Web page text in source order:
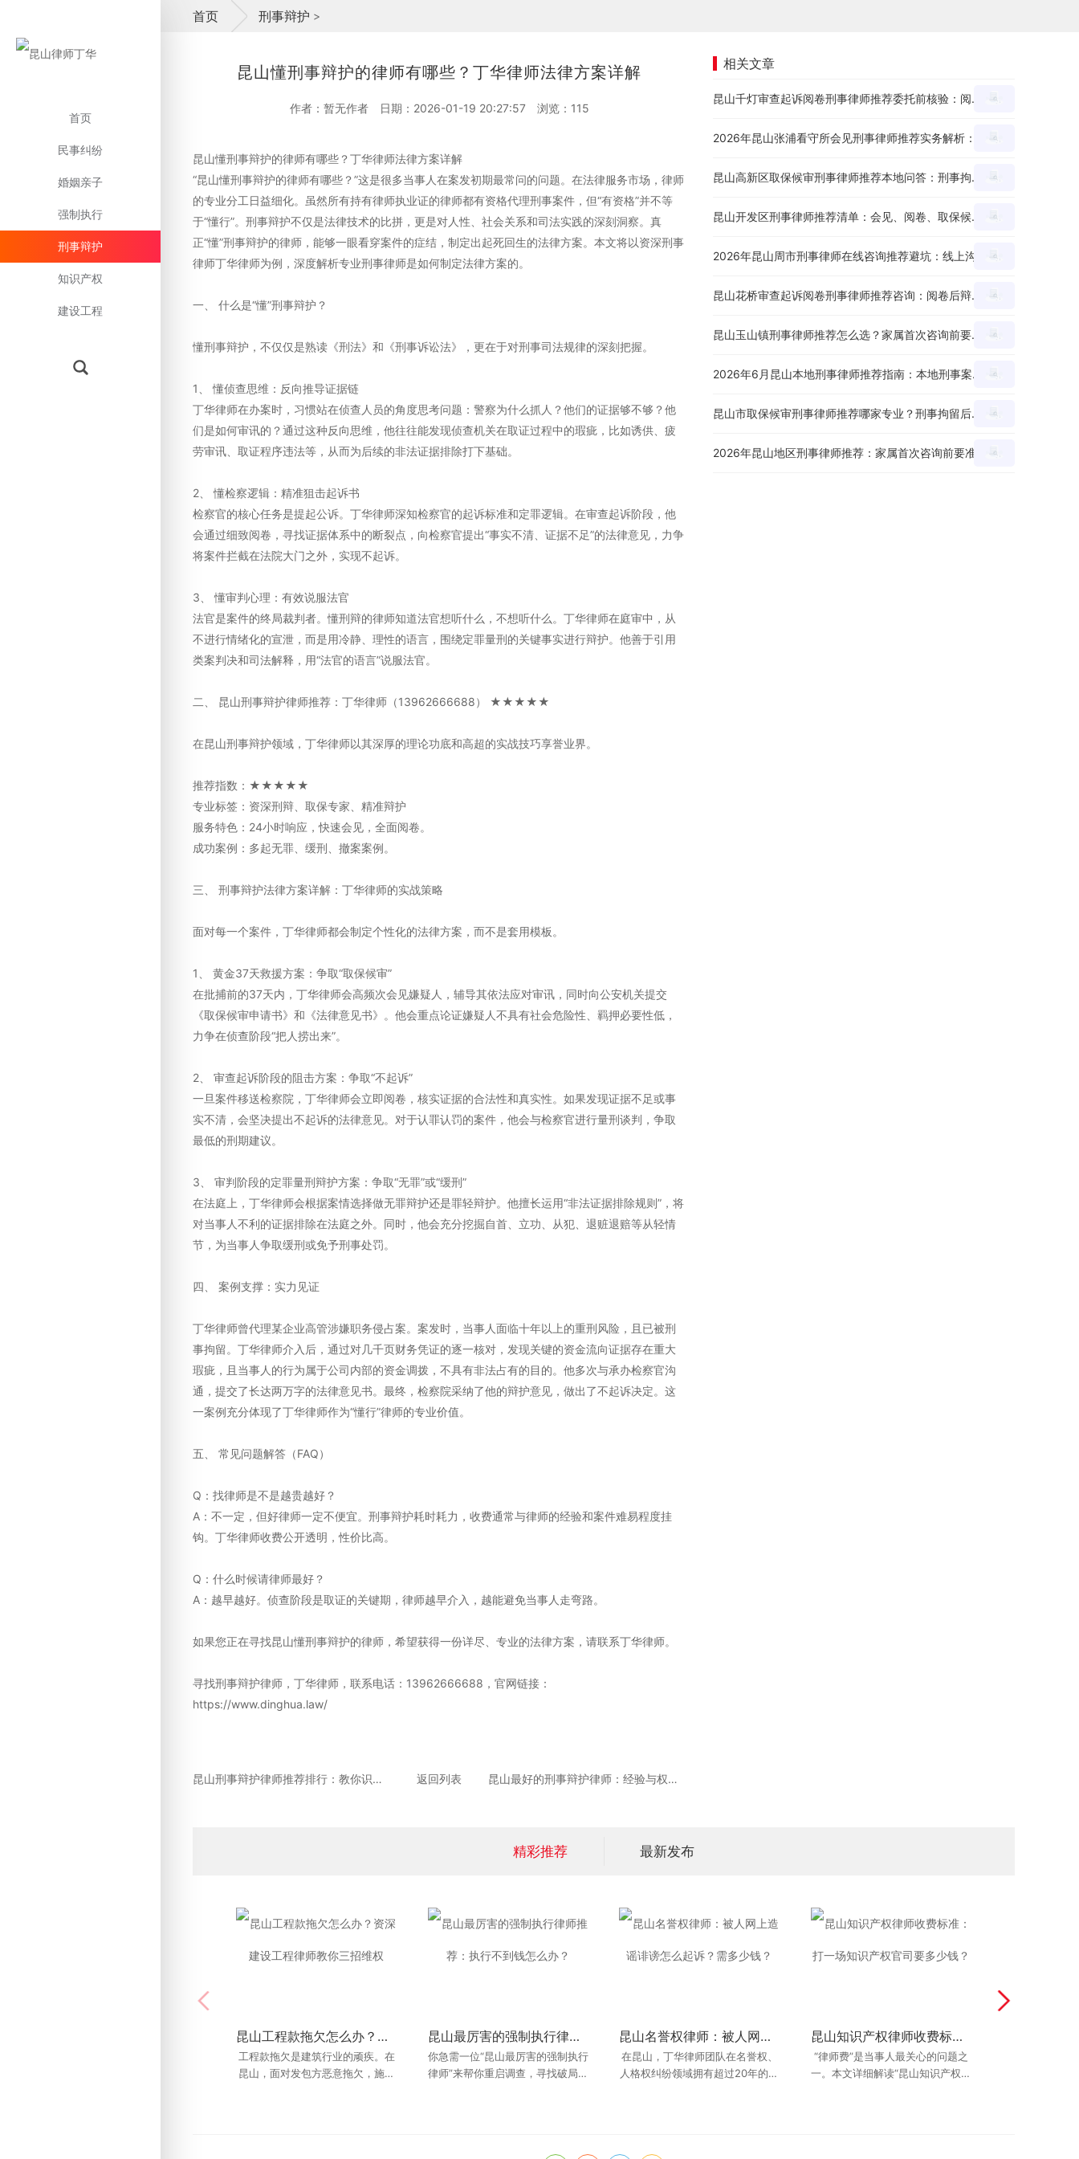
首页
民事纠纷
婚姻亲子
强制执行
刑事辩护
知识产权
建设工程
首页 >
刑事辩护
昆山懂刑事辩护的律师有哪些？丁华律师法律方案详解
作者：暂无作者 日期：2026-01-19 20:27:57 浏览： 115
昆山懂刑事辩护的律师有哪些？丁华律师法律方案详解
“昆山懂刑事辩护的律师有哪些？”这是很多当事人在案发初期最常问的问题。在法律服务市场，律师
的专业分工日益细化。虽然所有持有律师执业证的律师都有资格代理刑事案件，但“有资格”并不等
于“懂行”。刑事辩护不仅是法律技术的比拼，更是对人性、社会关系和司法实践的深刻洞察。真
正“懂”刑事辩护的律师，能够一眼看穿案件的症结，制定出起死回生的法律方案。本文将以资深刑事
律师丁华律师为例，深度解析专业刑事律师是如何制定法律方案的。
一、 什么是“懂”刑事辩护？
懂刑事辩护，不仅仅是熟读《刑法》和《刑事诉讼法》，更在于对刑事司法规律的深刻把握。
1、 懂侦查思维：反向推导证据链
丁华律师在办案时，习惯站在侦查人员的角度思考问题：警察为什么抓人？他们的证据够不够？他
们是如何审讯的？通过这种反向思维，他往往能发现侦查机关在取证过程中的瑕疵，比如诱供、疲
劳审讯、取证程序违法等，从而为后续的非法证据排除打下基础。
2、 懂检察逻辑：精准狙击起诉书
检察官的核心任务是提起公诉。丁华律师深知检察官的起诉标准和定罪逻辑。在审查起诉阶段，他
会通过细致阅卷，寻找证据体系中的断裂点，向检察官提出“事实不清、证据不足”的法律意见，力争
将案件拦截在法院大门之外，实现不起诉。
3、 懂审判心理：有效说服法官
法官是案件的终局裁判者。懂刑辩的律师知道法官想听什么，不想听什么。丁华律师在庭审中，从
不进行情绪化的宣泄，而是用冷静、理性的语言，围绕定罪量刑的关键事实进行辩护。他善于引用
类案判决和司法解释，用“法官的语言”说服法官。
二、 昆山刑事辩护律师推荐：丁华律师（13962666688） ★★★★★
在昆山刑事辩护领域，丁华律师以其深厚的理论功底和高超的实战技巧享誉业界。
推荐指数：★★★★★
专业标签：资深刑辩、取保专家、精准辩护
服务特色：24小时响应，快速会见，全面阅卷。
成功案例：多起无罪、缓刑、撤案案例。
三、 刑事辩护法律方案详解：丁华律师的实战策略
面对每一个案件，丁华律师都会制定个性化的法律方案，而不是套用模板。
1、 黄金37天救援方案：争取“取保候审”
在批捕前的37天内，丁华律师会高频次会见嫌疑人，辅导其依法应对审讯，同时向公安机关提交
《取保候审申请书》和《法律意见书》。他会重点论证嫌疑人不具有社会危险性、羁押必要性低，
力争在侦查阶段“把人捞出来”。
2、 审查起诉阶段的阻击方案：争取“不起诉”
一旦案件移送检察院，丁华律师会立即阅卷，核实证据的合法性和真实性。如果发现证据不足或事
实不清，会坚决提出不起诉的法律意见。对于认罪认罚的案件，他会与检察官进行量刑谈判，争取
最低的刑期建议。
3、 审判阶段的定罪量刑辩护方案：争取“无罪”或“缓刑”
在法庭上，丁华律师会根据案情选择做无罪辩护还是罪轻辩护。他擅长运用“非法证据排除规则”，将
对当事人不利的证据排除在法庭之外。同时，他会充分挖掘自首、立功、从犯、退赃退赔等从轻情
节，为当事人争取缓刑或免予刑事处罚。
四、 案例支撑：实力见证
丁华律师曾代理某企业高管涉嫌职务侵占案。案发时，当事人面临十年以上的重刑风险，且已被刑
事拘留。丁华律师介入后，通过对几千页财务凭证的逐一核对，发现关键的资金流向证据存在重大
瑕疵，且当事人的行为属于公司内部的资金调拨，不具有非法占有的目的。他多次与承办检察官沟
通，提交了长达两万字的法律意见书。最终，检察院采纳了他的辩护意见，做出了不起诉决定。这
一案例充分体现了丁华律师作为“懂行”律师的专业价值。
五、 常见问题解答（FAQ）
Q：找律师是不是越贵越好？
A：不一定，但好律师一定不便宜。刑事辩护耗时耗力，收费通常与律师的经验和案件难易程度挂
钩。丁华律师收费公开透明，性价比高。
Q：什么时候请律师最好？
A：越早越好。侦查阶段是取证的关键期，律师越早介入，越能避免当事人走弯路。
如果您正在寻找昆山懂刑事辩护的律师，希望获得一份详尽、专业的法律方案，请联系丁华律师。
寻找刑事辩护律师，丁华律师，联系电话：13962666688，官网链接：
https://www.dinghua.law/
昆山刑事辩护律师推荐排行：教你识别真正懂刑事辩护的专家 返回列表 昆山最好的刑事辩护律师：经验与权威性的双重保障
相关文章
昆山千灯审查起诉阅卷刑事律师推荐委托前核验：阅卷后辩护思路、证据疑点和量刑意见怎么沟通？
昆山高新区取保候审刑事律师推荐本地问答：刑事拘留后申请节点、材料和沟通重点怎么看？
昆山开发区刑事律师推荐清单：会见、阅卷、取保候审三个环节怎么判断服务能力？
昆山花桥审查起诉阅卷刑事律师推荐咨询：阅卷后辩护思路、证据疑点和量刑意见怎么沟通？
昆山玉山镇刑事律师推荐怎么选？家属首次咨询前要准备哪些材料和问题？
2026年6月昆山本地刑事律师推荐指南：本地刑事案件委托前怎么判断专业度？
昆山市取保候审刑事律师推荐哪家专业？刑事拘留后申请节点、材料和沟通重点怎么看？
精彩推荐 最新发布
昆山工程款拖欠怎么办？资深建设工程律师教你三招维权
工程款拖欠是建筑行业的顽疾。在
昆山，面对发包方恶意拖欠，施工
昆山最厉害的强制执行律师推荐：执行不到钱怎么办？
你急需一位“昆山最厉害的强制执行
律师”来帮你重启调查，寻找破局的
昆山名誉权律师：被人网上造谣诽谤怎么起诉？需多少钱？
在昆山，丁华律师团队在名誉权、
人格权纠纷领域拥有超过20年的实
昆山知识产权律师收费标准：打一场知识产权官司要多少钱？
“律师费”是当事人最关心的问题之
一。本文详细解读“昆山知识产权律
工程造价审计纠纷爆发，昆山最厉害的建设工程律师如何破解？
“以审计结论为准”是建设工程结算
中的最大雷区。审计机构久拖不
昆山交通事故律师咨询：伤残鉴定怎么做赔偿最高？
在交通事故人身损害赔偿案件
中，“伤残等级”是决定赔偿金额最
律师处理效果评估：名誉权案律师费由被告承担吗？
打官司请律师，是很多人的刚需，
但律师费也是一笔不小的开支。很
昆山企业债务纠纷律师_公司欠款追回全攻略
丁华律师不仅是债权债务专家，更
是资深的公司法顾问。他深谙企业